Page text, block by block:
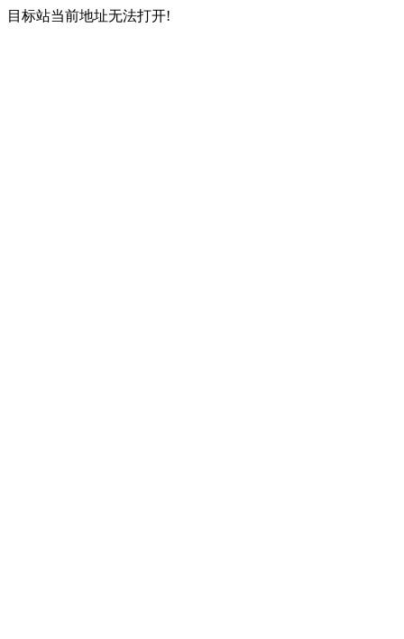
目标站当前地址无法打开!